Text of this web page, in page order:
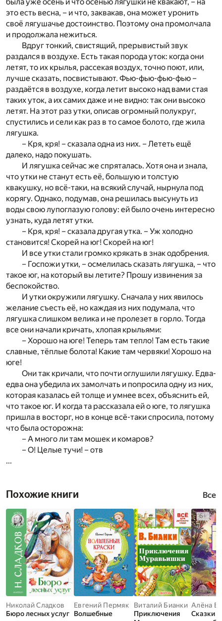
это есть весна, – и что, заквакав, она может уронить
своё лягушачье достоинство. Поэтому она промолчала
и продолжала нежиться.
Вдруг тонкий, свистящий, прерывистый звук
раздался в воздухе. Есть такая порода уток: когда они
летят, то их крылья, рассекая воздух, точно поют, или,
лучше сказать, посвистывают. Фью-фью-фью-фью –
раздаётся в воздухе, когда летит высоко над вами стая
таких уток, а их самих даже и не видно: так они высоко
летят. На этот раз утки, описав огромный полукруг,
спустились и сели как раз в то самое болото, где жила
лягушка.
– Кря, кря! – сказала одна из них. – Лететь ещё
далеко, надо покушать.
И лягушка сейчас же спряталась. Хотя она и знала,
что утки не станут есть её, большую и толстую
квакушку, но всё-таки, на всякий случай, нырнула под
корягу. Однако, подумав, она решилась высунуть из
воды свою лупоглазую голову: ей было очень интересно
узнать, куда летят утки.
– Кря, кря! – сказала другая утка. – Уж холодно
становится! Скорей на юг! Скорей на юг!
И все утки стали громко крякать в знак одобрения.
– Госпожи утки, – осмелилась сказать лягушка, – что
такое юг, на который вы летите? Прошу извинения за
беспокойство.
И утки окружили лягушку. Сначала у них явилось
желание съесть её, но каждая из них подумала, что
лягушка слишком велика и не пролезет в горло. Тогда
все они начали кричать, хлопая крыльями:
– Хорошо на юге! Теперь там тепло! Там есть такие
славные, тёплые болота! Какие там червяки! Хорошо на
юге!
Они так кричали, что почти оглушили лягушку. Едва-
едва она убедила их замолчать и попросила одну из них,
которая казалась ей толще и умнее всех, объяснить ей,
что такое юг. И когда та рассказала ей о юге, то лягушка
пришла в восторг, но в конце всё-таки спросила, потому
что была осторожна:
– А много ли там мошек и комаров?
– О! Целые тучи! – отв
...
Похожие книги Все
Николай Сладков
Бюро лесных услуг
Евгений Пермяк
Волшебные
Виталий Бианки
Приключения
Алёна
Сказки